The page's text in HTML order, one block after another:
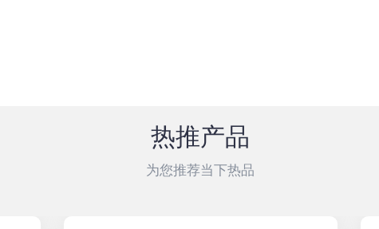
热推产品
为您推荐当下热品